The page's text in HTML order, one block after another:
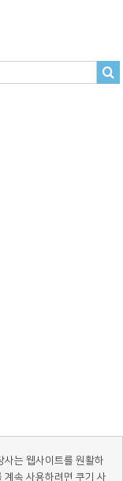
사는 웹사이트를 원활하
계속 사용하려면 쿠기 사